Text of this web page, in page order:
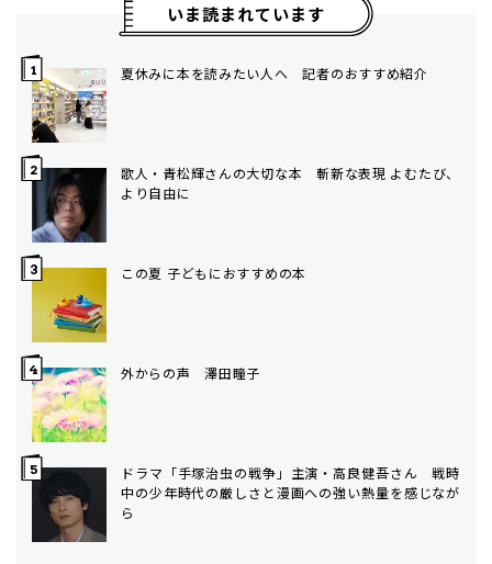
いま読まれています
夏休みに本を読みたい人へ 記者のおすすめ紹介
歌人・青松輝さんの大切な本 斬新な表現 よむたび、
より自由に
この夏 子どもにおすすめの本
外からの声 澤田瞳子
ドラマ「手塚治虫の戦争」主演・高良健吾さん 戦時
中の少年時代の厳しさと漫画への強い熱量を感じなが
ら